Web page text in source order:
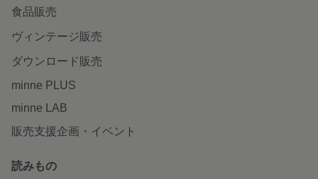
食品販売
ヴィンテージ販売
ダウンロード販売
minne PLUS
minne LAB
販売支援企画・イベント
読みもの